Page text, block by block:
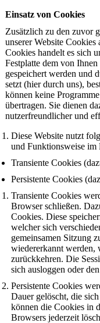
Einsatz von Cookies
Zusätzlich zu den zuvor
unserer Website
Cookies handelt es sich
Festplatte dem von
gespeichert werden und
setzt (hier durch uns),
können keine
übertragen. Sie dienen
nutzerfreundlicher und
Diese Website nutzt
und Funktionsweise im
Transiente Cookies
Persistente Cookies
Transiente Cookies
Browser schließen.
Cookies. Diese
welcher sich
gemeinsamen Sitzung
wiedererkannt werden,
zurückkehren. Die
sich ausloggen oder
Persistente Cookies
Dauer gelöscht, die
können die Cookies in
Browsers jederzeit